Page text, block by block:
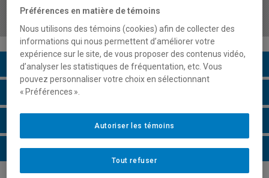
l'hôtellerie et de la restauration
Description du cours
Horaire - Été 2026
Horaire - Automne 2026
Horaire - Hiver 2027
Préférences en matière de témoins
Nous utilisons des témoins (cookies) afin de collecter des
informations qui nous permettent d’améliorer votre
expérience sur le site, de vous proposer des contenus vidéo,
d’analyser les statistiques de fréquentation, etc. Vous
pouvez personnaliser votre choix en sélectionnant
« Préférences ».
Tout refuser
Autoriser les témoins